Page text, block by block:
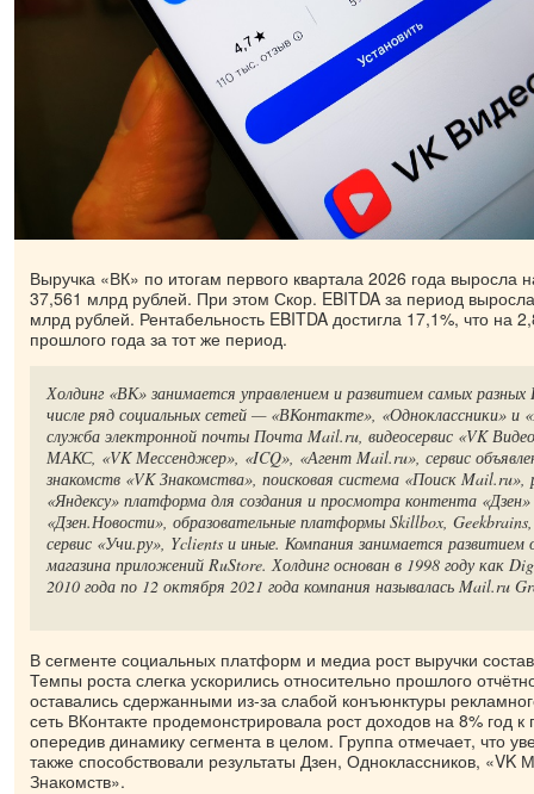
Выручка «ВК» по итогам первого квартала 2026 года выросла
37,561 млрд рублей. При этом Скор. EBITDA за период
млрд рублей. Рентабельность EBITDA достигла 17,1%, что на
прошлого года за тот же период.
Холдинг «ВК» занимается управлением и развитием самых
числе ряд социальных сетей — «ВКонтакте», «Одноклассники»
служба электронной почты Почта Mail.ru, видеосервис «VK
МАКС, «VK Мессенджер», «ICQ», «Агент Mail.ru», сервис
знакомств «VK Знакомства», поисковая система «Поиск
«Яндексу» платформа для создания и просмотра контента
«Дзен.Новости», образовательные платформы Skillbox,
сервис «Учи.ру», Yclients и иные. Компания занимается развитием
магазина приложений RuStore. Холдинг основан в 1998 году как
2010 года по 12 октября 2021 года компания называлась Mail.ru
В сегменте социальных платформ и медиа рост выручки
Темпы роста слегка ускорились относительно прошлого
оставались сдержанными из-за слабой конъюнктуры
сеть ВКонтакте продемонстрировала рост доходов на 8% год
опередив динамику сегмента в целом. Группа отмечает, что
также способствовали результаты Дзен, Одноклассников, «VK
Знакомств».